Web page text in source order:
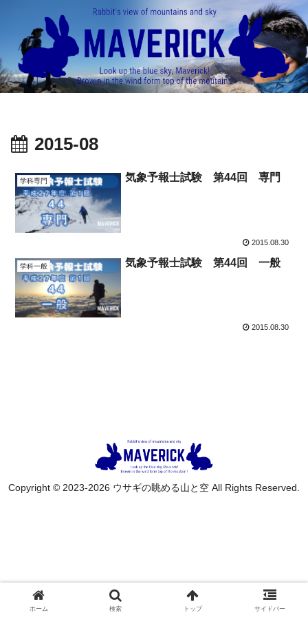
2015-08
学科専門 気象予報士試験 第44回 専門
2015.08.30
学科一般 気象予報士試験 第44回 一般
2015.08.30
Copyright © 2023-2026 ウサギの眺める山と空 All Rights Reserved.
ホーム 検索 トップ サイドバー